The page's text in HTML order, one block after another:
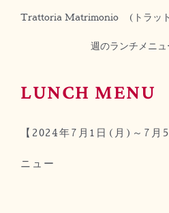
Trattoria Matrimonio (トラット
週のランチメニ
【2024年7月1 日(月)～ 7 月5
ニュー
LUNCH MENU